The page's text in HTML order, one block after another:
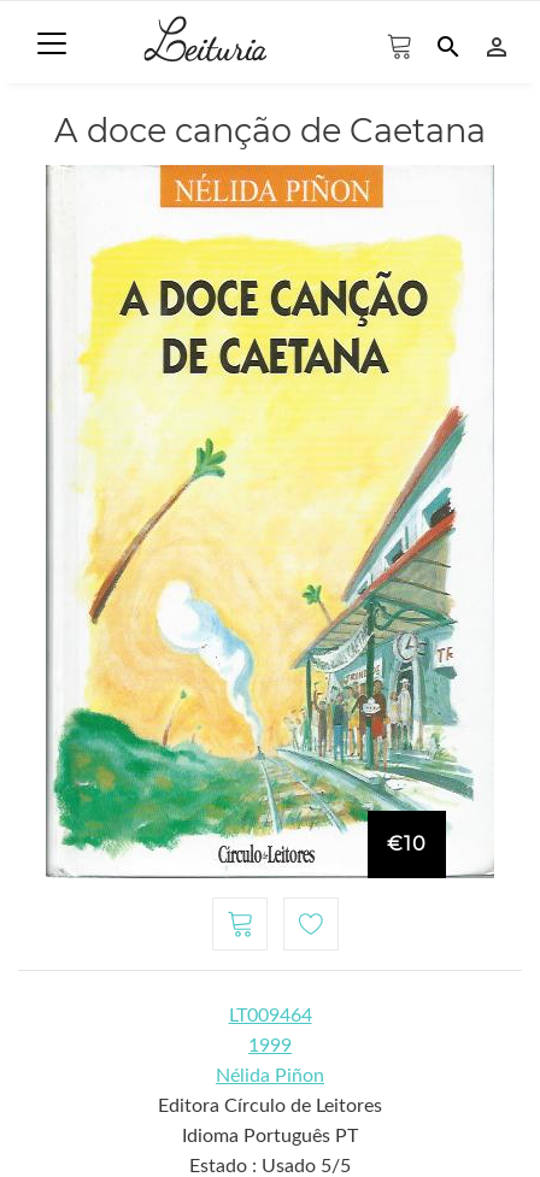
search person_outline
A doce canção de Caetana
€10
LT009464
1999
Nélida Piñon
Editora Círculo de Leitores
Idioma Português PT
Estado : Usado 5/5